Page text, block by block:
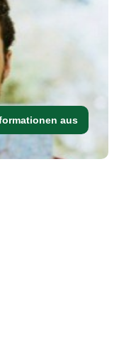
aus